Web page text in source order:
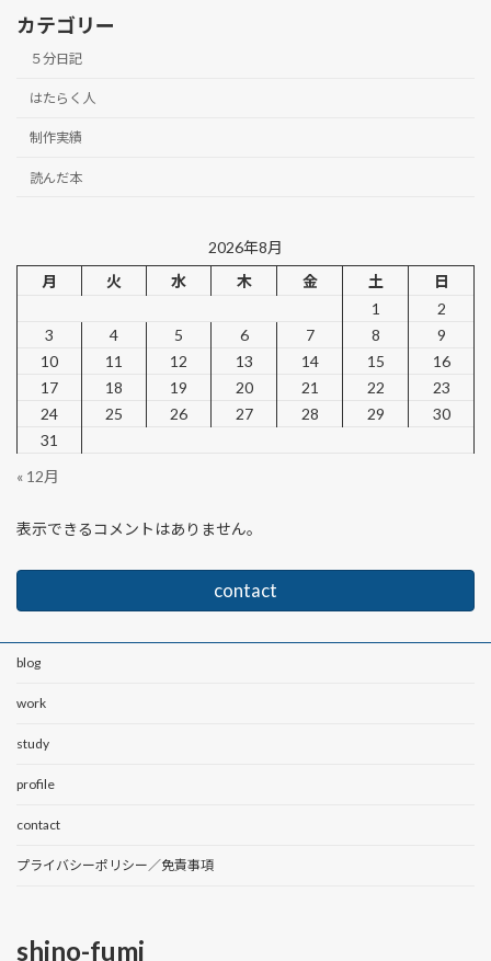
カテゴリー
５分日記
はたらく人
制作実績
読んだ本
2026年8月
月
火 水 木 金 土
日
1
2
3
4 5 6 7 8
9
10
11 12 13 14 15
16
17
18 19 20 21 22
23
24
25 26 27 28 29
30
31
« 12月
表示できるコメントはありません。
contact
blog
work
study
profile
contact
プライバシーポリシー／免責事項
shino-fumi